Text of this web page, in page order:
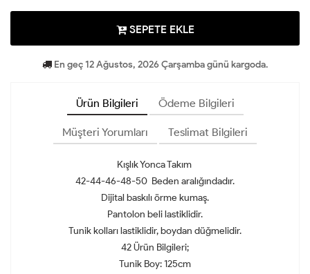
SEPETE EKLE
En geç 12 Ağustos, 2026 Çarşamba günü kargoda.
Ürün Bilgileri Ödeme Bilgileri
Müşteri Yorumları Teslimat Bilgileri
Kışlık Yonca Takım
42-44-46-48-50 Beden aralığındadır.
Dijital baskılı örme kumaş.
Pantolon beli lastiklidir.
Tunik kolları lastiklidir, boydan düğmelidir.
42 Ürün Bilgileri;
Tunik Boy: 125cm